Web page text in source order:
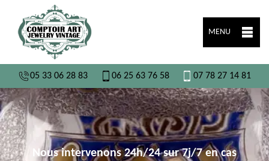
MENU
05 33 06 28 83 06 25 63 76 58 07 78 27 14 81
Nous intervenons 24h/24 sur 7j/7 en cas